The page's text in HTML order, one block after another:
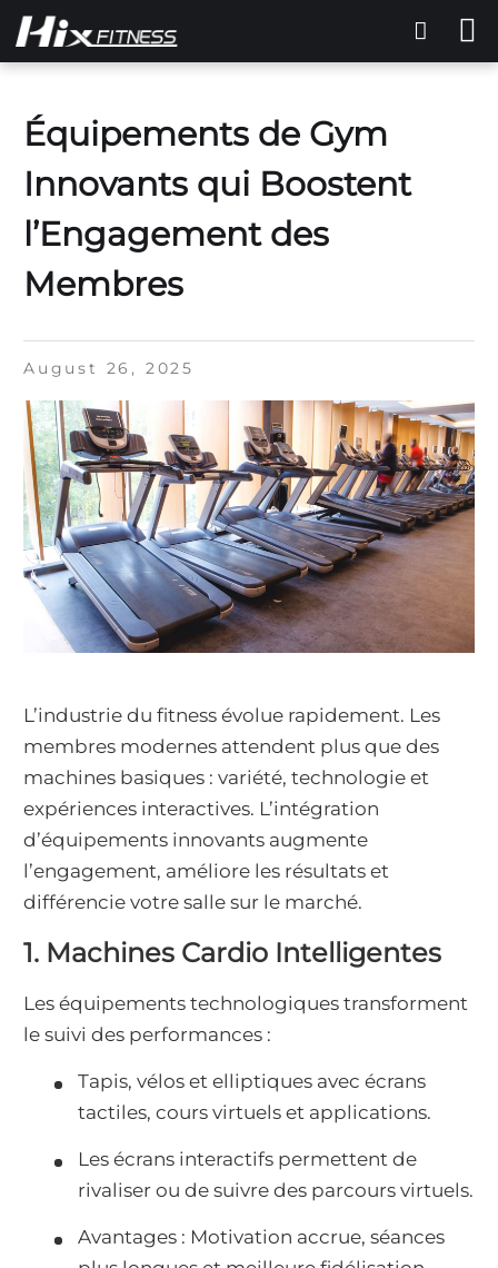
Équipements de Gym
Innovants qui Boostent
l’Engagement des
Membres
August 26, 2025
L’industrie du fitness évolue rapidement. Les
membres modernes attendent plus que des
machines basiques : variété, technologie et
expériences interactives. L’intégration
d’équipements innovants augmente
l’engagement, améliore les résultats et
différencie votre salle sur le marché.
1. Machines Cardio Intelligentes
Les équipements technologiques transforment
le suivi des performances :
Tapis, vélos et elliptiques avec écrans
tactiles, cours virtuels et applications.
Les écrans interactifs permettent de
rivaliser ou de suivre des parcours virtuels.
Avantages : Motivation accrue, séances